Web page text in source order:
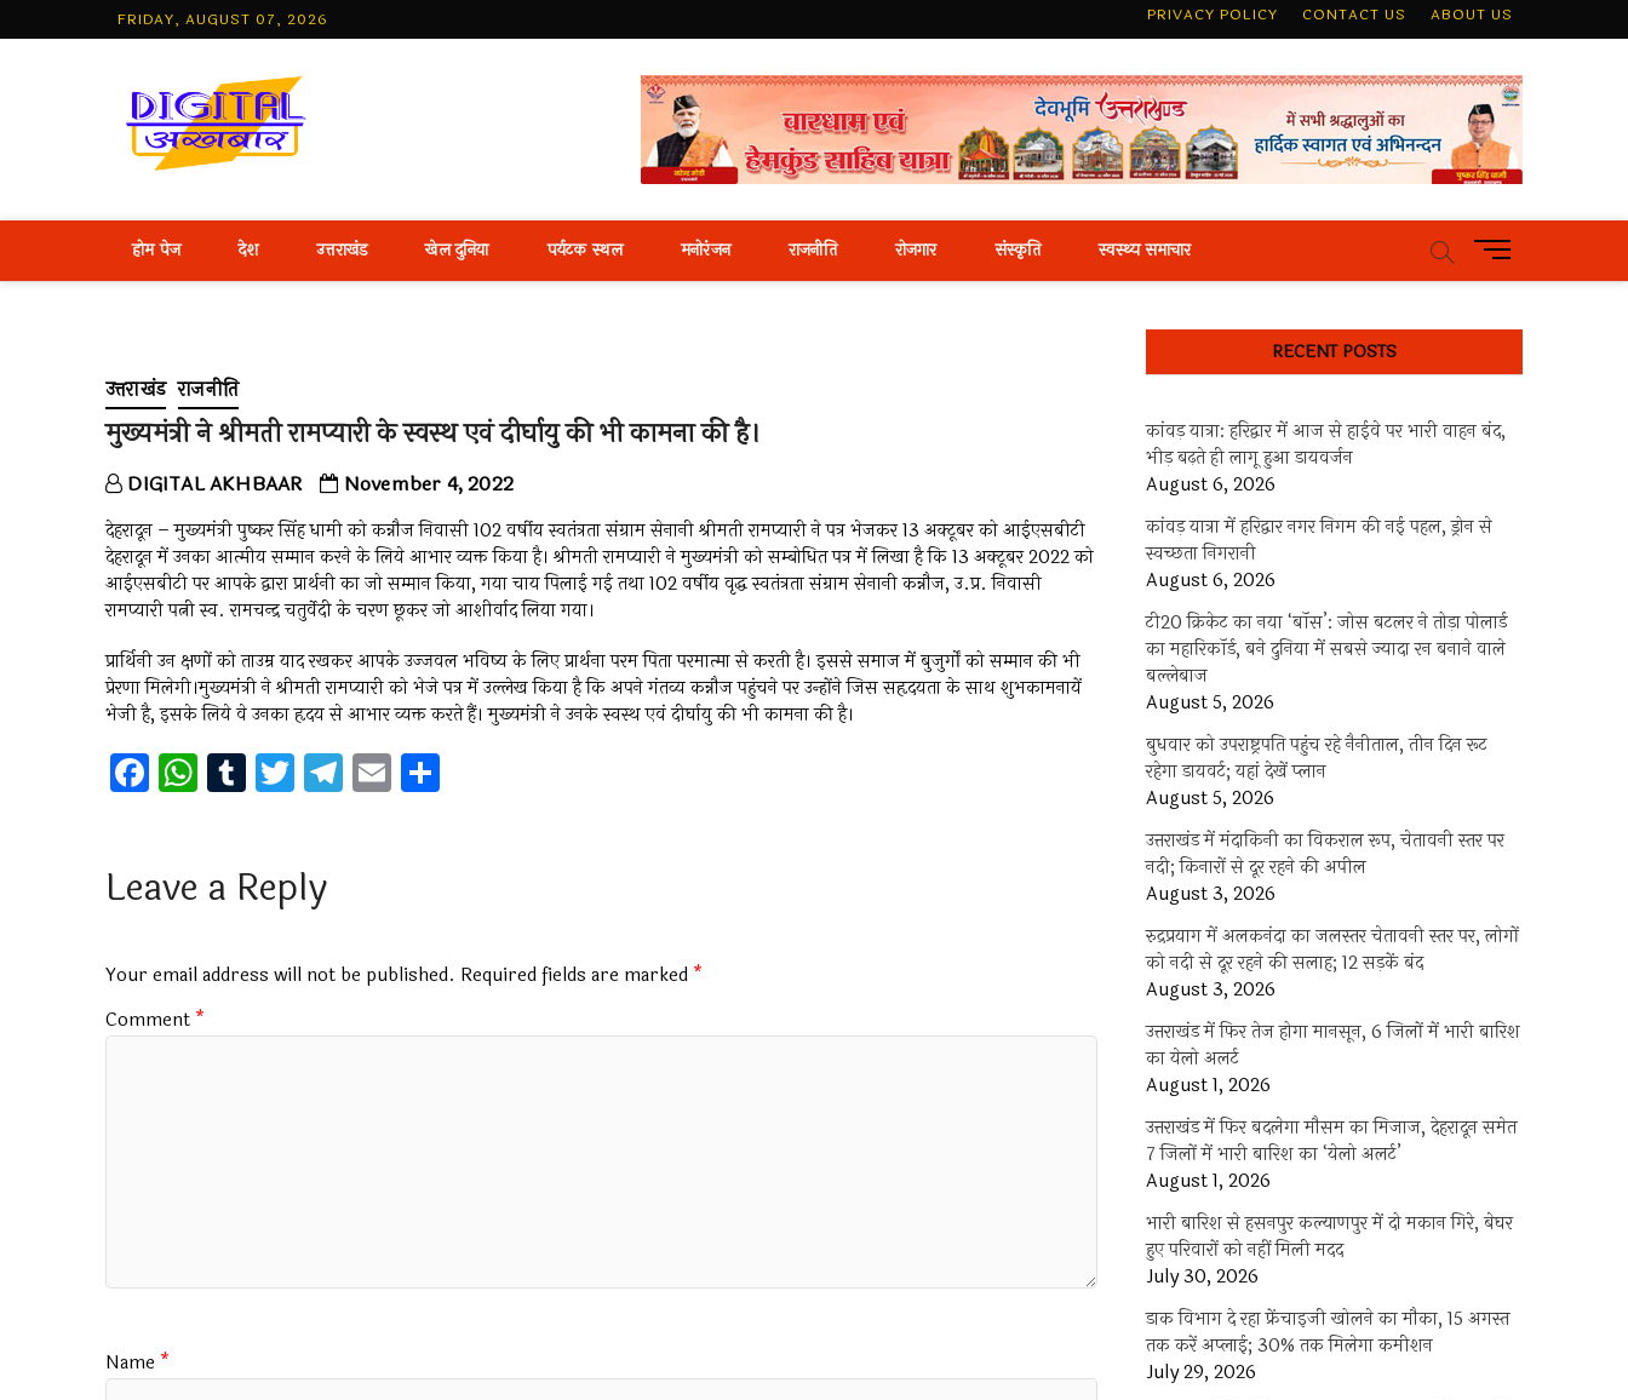
to
FRIDAY, AUGUST 07, 2026 PRIVACY POLICY CONTACT US ABOUT US
Best Hindi News Portal
होम पेज देश उत्तराखंड खेल दुनिया पर्यटक स्थल मनोरंजन राजनीति रोजगार संस्कृति स्वस्थ्य समाचार
M
e
u
u
t
उत्तराखंड राजनीति
मुख्यमंत्री ने श्रीमती रामप्यारी के स्वस्थ एवं दीर्घायु की भी कामना की है।
DIGITAL AKHBAAR November 4, 2022
देहरादून – मुख्यमंत्री पुष्कर सिंह धामी को कन्नौज निवासी 102 वर्षीय स्वतंत्रता संग्राम सेनानी श्रीमती रामप्यारी ने पत्र भेजकर 13 अक्टूबर को आईएसबीटी
देहरादून में उनका आत्मीय सम्मान करने के लिये आभार व्यक्त किया है। श्रीमती रामप्यारी ने मुख्यमंत्री को सम्बोधित पत्र में लिखा है कि 13 अक्टूबर 2022 को
आईएसबीटी पर आपके द्वारा प्रार्थनी का जो सम्मान किया, गया चाय पिलाई गई तथा 102 वर्षीय वृद्ध स्वतंत्रता संग्राम सेनानी कन्नौज, उ.प्र. निवासी
रामप्यारी पत्नी स्व. रामचन्द्र चतुर्वेदी के चरण छूकर जो आशीर्वाद लिया गया।
प्रार्थिनी उन क्षणों को ताउम्र याद रखकर आपके उज्जवल भविष्य के लिए प्रार्थना परम पिता परमात्मा से करती है। इससे समाज में बुजुर्गों को सम्मान की भी
प्रेरणा मिलेगी।मुख्यमंत्री ने श्रीमती रामप्यारी को भेजे पत्र में उल्लेख किया है कि अपने गंतव्य कन्नौज पहुंचने पर उन्होंने जिस सहृदयता के साथ शुभकामनायें
भेजी है, इसके लिये वे उनका हृदय से आभार व्यक्त करते हैं। मुख्यमंत्री ने उनके स्वस्थ एवं दीर्घायु की भी कामना की है।
F
a
b
o
k
W
h
s
p
p
T
u
bl
T
wi
er
T
el
m
E
m
Leave a Reply
Your email address will not be published. Required fields are marked *
Comment *
Name *
RECENT POSTS
कांवड़ यात्रा: हरिद्वार में आज से हाईवे पर भारी वाहन बंद,
भीड़ बढ़ते ही लागू हुआ डायवर्जन
August 6, 2026
कांवड़ यात्रा में हरिद्वार नगर निगम की नई पहल, ड्रोन से
स्वच्छता निगरानी
August 6, 2026
टी20 क्रिकेट का नया ‘बॉस’: जोस बटलर ने तोड़ा पोलार्ड
का महारिकॉर्ड, बने दुनिया में सबसे ज्यादा रन बनाने वाले
बल्लेबाज
August 5, 2026
बुधवार को उपराष्ट्रपति पहुंच रहे नैनीताल, तीन दिन रूट
रहेगा डायवर्ट; यहां देखें प्‍लान
August 5, 2026
उत्तराखंड में मंदाकिनी का विकराल रूप, चेतावनी स्तर पर
नदी; किनारों से दूर रहने की अपील
August 3, 2026
रुद्रप्रयाग में अलकनंदा का जलस्तर चेतावनी स्तर पर, लोगों
को नदी से दूर रहने की सलाह; 12 सड़कें बंद
August 3, 2026
उत्तराखंड में फिर तेज होगा मानसून, 6 जिलों में भारी बारिश
का येलो अलर्ट
August 1, 2026
उत्तराखंड में फिर बदलेगा मौसम का मिजाज, देहरादून समेत
7 जिलों में भारी बारिश का ‘येलो अलर्ट’
August 1, 2026
भारी बारिश से हसनपुर कल्याणपुर में दो मकान गिरे, बेघर
हुए परिवारों को नहीं मिली मदद
July 30, 2026
डाक विभाग दे रहा फ्रेंचाइजी खोलने का मौका, 15 अगस्त
तक करें अप्लाई; 30% तक मिलेगा कमीशन
July 29, 2026